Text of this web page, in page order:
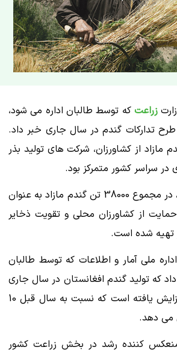
زراعت که توسط طالبان اداره می شود،
طرح تدارکات گندم در سال جاری خبر داد.
مازاد از کشاورزان، شرکت های تولید بذر
در سراسر کشور متمرکز بود.
به گفته این وزارتخانه، در مجموع 38000 تن گندم مازاد به عنوان
از کشاورزان محلی و تقویت ذخایر
تهیه شده است.
ملی آمار و اطلاعات که توسط طالبان
که تولید گندم افغانستان در سال جاری
به 4.8 میلیون تن افزایش یافته است که نسبت به سال قبل 10
می دهد.
منعکس کننده رشد در بخش زراعت کشور